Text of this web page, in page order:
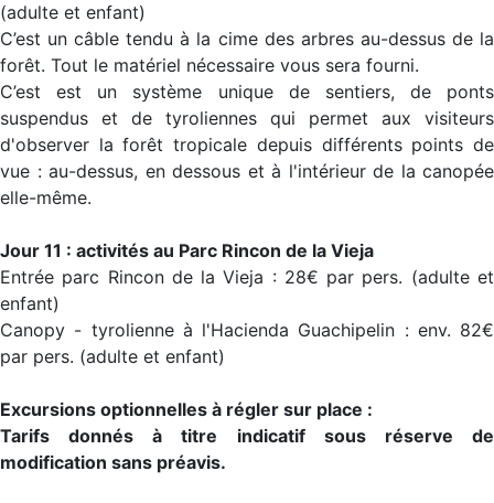
(adulte et enfant)
C’est un câble tendu à la cime des arbres au-dessus de la
forêt. Tout le matériel nécessaire vous sera fourni.
C’est est un système unique de sentiers, de ponts
suspendus et de tyroliennes qui permet aux visiteurs
d'observer la forêt tropicale depuis différents points de
vue : au-dessus, en dessous et à l'intérieur de la canopée
elle-même.
Jour 11 : activités au Parc Rincon de la Vieja
Entrée parc Rincon de la Vieja : 28€ par pers. (adulte et
enfant)
Canopy - tyrolienne à l'Hacienda Guachipelin : env. 82€
par pers. (adulte et enfant)
Excursions optionnelles à régler sur place :
Tarifs donnés à titre indicatif sous réserve de
modification sans préavis.